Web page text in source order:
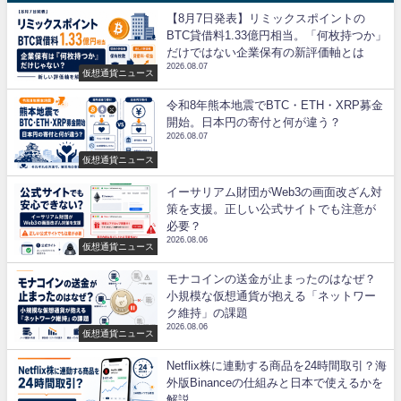
仮想通貨ニュース
【8月7日発表】リミックスポイントの
BTC貸借料1.33億円相当。「何枚持つか」
だけではない企業保有の新評価軸とは
2026.08.07
仮想通貨ニュース
令和8年熊本地震でBTC・ETH・XRP募金
開始。日本円の寄付と何が違う？
2026.08.07
仮想通貨ニュース
イーサリアム財団がWeb3の画面改ざん対
策を支援。正しい公式サイトでも注意が
必要？
2026.08.06
仮想通貨ニュース
モナコインの送金が止まったのはなぜ？
小規模な仮想通貨が抱える「ネットワー
ク維持」の課題
2026.08.06
Netflix株に連動する商品を24時間取引？海
外版Binanceの仕組みと日本で使えるかを